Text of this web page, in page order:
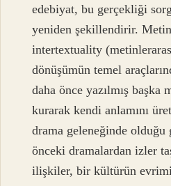
edebiyat, bu gerçekliği
yeniden şekillendirir.
intertextuality
dönüşümün temel
daha önce yazılmış
kurarak kendi anlamını
drama geleneğinde
önceki dramalardan izler
ilişkiler, bir kültürün